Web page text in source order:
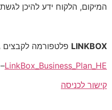
המיקום, הלקוח ידע להיכן
LINKBOX פלטפורמה לקבצים
LinkBox_Business_Plan_HE
קישור לכניסה